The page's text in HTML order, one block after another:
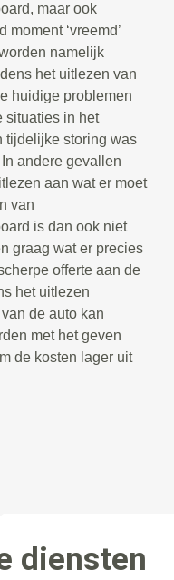
maar ook
‘vreemd’
namelijk
het uitlezen van
huidige problemen
situaties in het
tijdelijke storing was
andere gevallen
aan wat er moet
van
is dan ook niet
graag wat er precies
offerte aan de
het uitlezen
de auto kan
met het geven
de kosten lager uit
diensten